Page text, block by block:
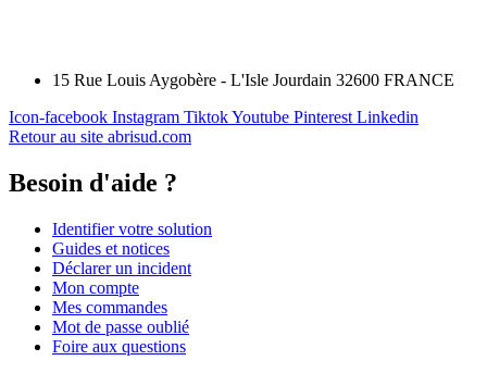
15 Rue Louis Aygobère - L'Isle Jourdain 32600 FRANCE
Icon-facebook Instagram TiktokYoutube Pinterest Linkedin
Retour au site abrisud.com
Besoin d'aide ?
Identifier votre solution
Guides et notices
Déclarer un incident
Mon compte
Mes commandes
Mot de passe oublié
Foire aux questions